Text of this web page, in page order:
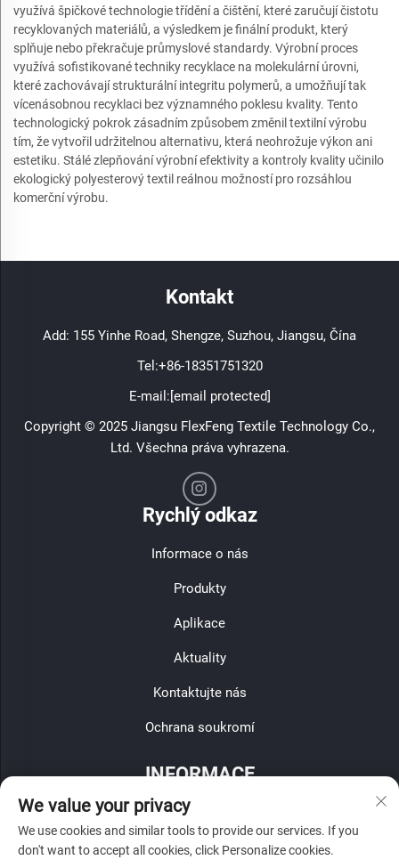
využívá špičkové technologie třídění a čištění, které zaručují čistotu
recyklovaných materiálů, a výsledkem je finální produkt, který
splňuje nebo překračuje průmyslové standardy. Výrobní proces
využívá sofistikované techniky recyklace na molekulární úrovni,
které zachovávají strukturální integritu polymerů, a umožňují tak
vícenásobnou recyklaci bez významného poklesu kvality. Tento
technologický pokrok zásadním způsobem změnil textilní výrobu
tím, že vytvořil udržitelnou alternativu, která neohrožuje výkon ani
estetiku. Stálé zlepňování výrobní efektivity a kontroly kvality učinilo
ekologický polyesterový textil reálnou možností pro rozsáhlou
komerční výrobu.
Kontakt
Add: 155 Yinhe Road, Shengze, Suzhou, Jiangsu, Čína
Tel:+86-18351751320
E-mail:[email protected]
Copyright © 2025 Jiangsu FlexFeng Textile Technology Co.,
Ltd. Všechna práva vyhrazena.
Rychlý odkaz
Informace o nás
Produkty
Aplikace
Aktuality
Kontaktujte nás
Ochrana soukromí
INFORMACE
Zaregistrujte se, abyste obdrželi naši týdenní novinu
We value your privacy
We use cookies and similar tools to provide our services. If you
don't want to accept all cookies, click Personalize cookies.